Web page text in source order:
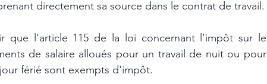
que l'article 115 de la loi concernant l’impôt sur le
de salaire alloués pour un travail de nuit ou pour
férié sont exempts d'impôt.